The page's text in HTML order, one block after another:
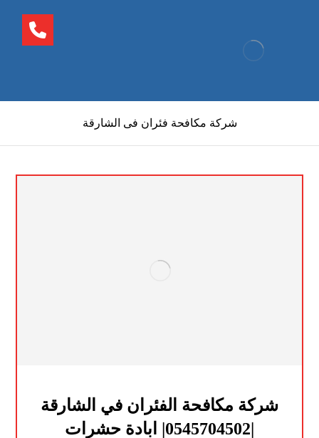
شركة مكافحة فئران فى الشارقة
شركة مكافحة الفئران في الشارقة